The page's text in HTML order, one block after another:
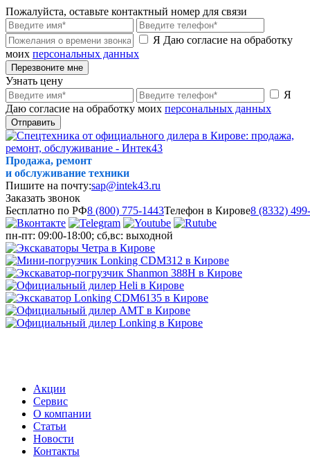
Пожалуйста, оставьте контактный номер для связи
Я Даю согласие на обработку
моих персональных данных
Перезвоните мне
Узнать цену
Я
Даю согласие на обработку моих персональных данных
Отправить
Продажа, ремонт
и обслуживание техники
Пишите на почту:sap@intek43.ru
Заказать звонок
Бесплатно по РФ8 (800) 775-1443Телефон в Кирове8 (8332)
пн-пт: 09:00-18:00; сб,вс: выходной
Акции
Сервис
О компании
Статьи
Новости
Контакты